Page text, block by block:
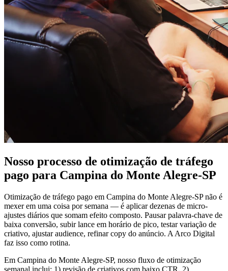
Nosso processo de otimização de tráfego
pago para Campina do Monte Alegre-SP
Otimização de tráfego pago em Campina do Monte Alegre-SP não é
mexer em uma coisa por semana — é aplicar dezenas de micro-
ajustes diários que somam efeito composto. Pausar palavra-chave de
baixa conversão, subir lance em horário de pico, testar variação de
criativo, ajustar audience, refinar copy do anúncio. A Arco Digital
faz isso como rotina.
Em Campina do Monte Alegre-SP, nosso fluxo de otimização